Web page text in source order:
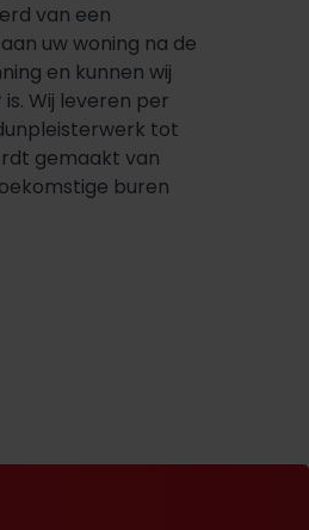
van een
uw woning na de
en kunnen wij
Wij leveren per
tot
gemaakt van
buren